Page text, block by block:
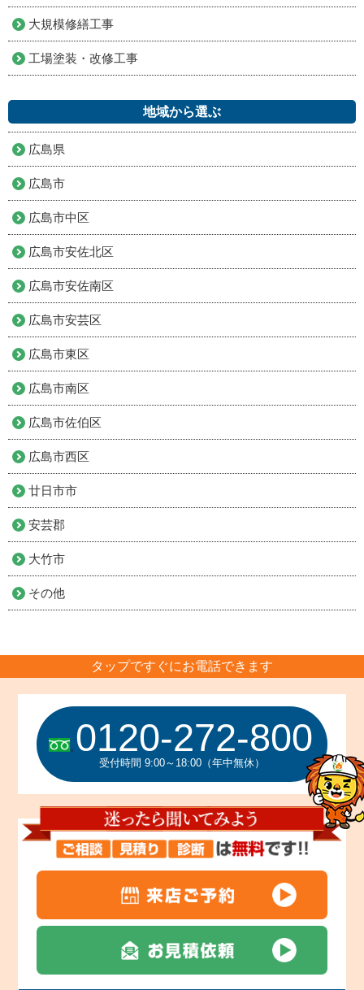
大規模修繕工事
工場塗装・改修工事
地域から選ぶ
広島県
広島市
広島市中区
広島市安佐北区
広島市安佐南区
広島市安芸区
広島市東区
広島市南区
広島市佐伯区
広島市西区
廿日市市
安芸郡
大竹市
その他
タップですぐにお電話できます
0120-272-800
受付時間 9:00～18:00（年中無休）